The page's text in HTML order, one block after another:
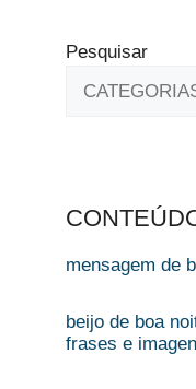
Pesquisar
mensagem de
beijo de boa
frases e